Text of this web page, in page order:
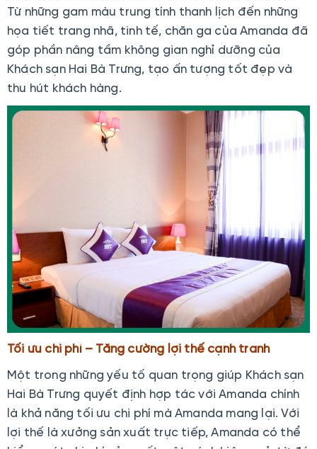
Từ những gam màu trung tính thanh lịch đến những
họa tiết trang nhã, tinh tế, chăn ga của Amanda đã
góp phần nâng tầm không gian nghỉ dưỡng của
Khách sạn Hai Bà Trưng, tạo ấn tượng tốt đẹp và
thu hút khách hàng.
Tối ưu chi phí – Tăng cường lợi thế cạnh tranh
Một trong những yếu tố quan trọng giúp Khách sạn
Hai Bà Trưng quyết định hợp tác với Amanda chính
là khả năng tối ưu chi phí mà Amanda mang lại. Với
lợi thế là xưởng sản xuất trực tiếp, Amanda có thể